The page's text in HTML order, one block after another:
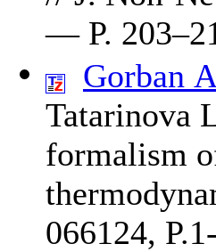
— P. 2
Gorban
Tatarinova
formalism
066124,